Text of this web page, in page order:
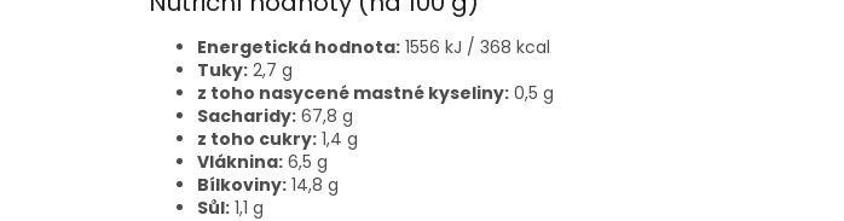
Energetická hodnota: 1556 kJ / 368 kcal
Tuky: 2,7 g
z toho nasycené mastné kyseliny: 0,5 g
Sacharidy: 67,8 g
z toho cukry: 1,4 g
Vláknina: 6,5 g
Bílkoviny: 14,8 g
Sůl: 1,1 g